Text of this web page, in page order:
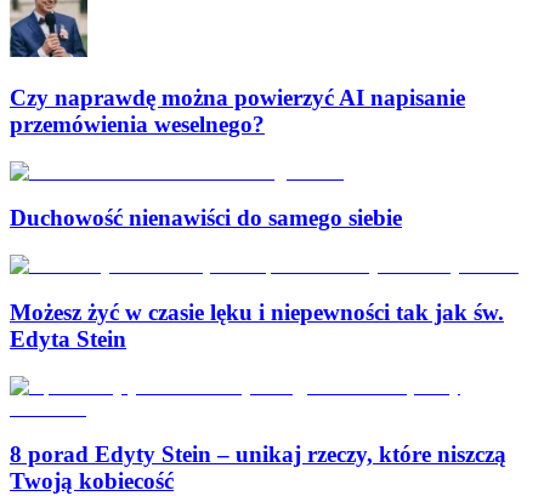
Czy naprawdę można powierzyć AI napisanie
przemówienia weselnego?
Duchowość nienawiści do samego siebie
Możesz żyć w czasie lęku i niepewności tak jak św.
Edyta Stein
8 porad Edyty Stein – unikaj rzeczy, które niszczą
Twoją kobiecość